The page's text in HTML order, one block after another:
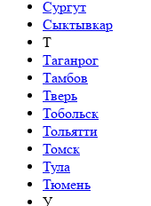
Сургут
Сыктывкар
Т
Таганрог
Тамбов
Тверь
Тобольск
Тольятти
Томск
Тула
Тюмень
У